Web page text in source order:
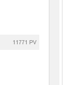
11771 PV